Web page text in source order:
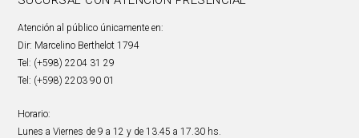
Atención al público únicamente en:
Dir: Marcelino Berthelot 1794
Tel: (+598) 2204 31 29
Tel: (+598) 2203 90 01
Horario:
Lunes a Viernes de 9 a 12 y de 13.45 a 17.30 hs.